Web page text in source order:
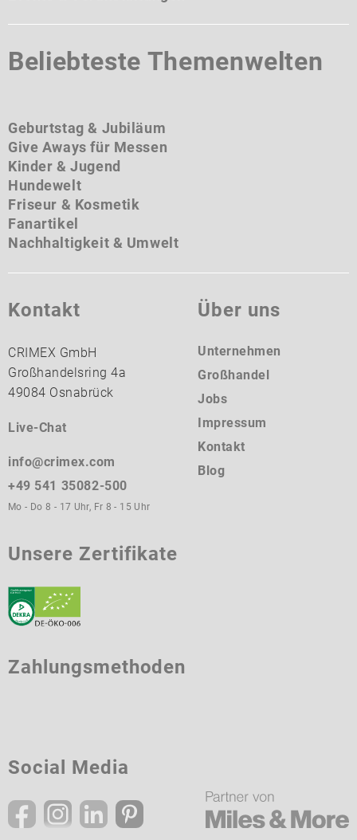
Beliebteste Themenwelten
Geburtstag & Jubiläum
Give Aways für Messen
Kinder & Jugend
Hundewelt
Friseur & Kosmetik
Fanartikel
Nachhaltigkeit & Umwelt
Kontakt
CRIMEX GmbH
Großhandelsring 4a
49084 Osnabrück
Live-Chat
info@crimex.com
+49 541 35082-500
Mo - Do 8 - 17 Uhr, Fr 8 - 15 Uhr
Über uns
Unternehmen
Großhandel
Jobs
Impressum
Kontakt
Blog
Unsere Zertifikate
Zahlungsmethoden
Social Media